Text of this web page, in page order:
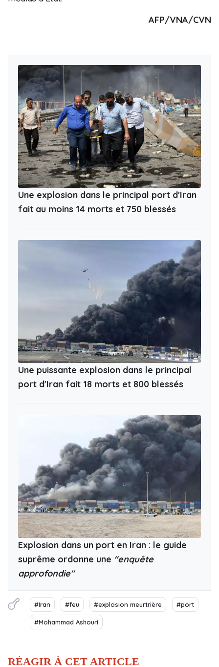
AFP/VNA/CVN
Une explosion dans le principal port d'Iran
fait au moins 14 morts et 750 blessés
Une puissante explosion dans le principal
port d'Iran fait 18 morts et 800 blessés
Explosion dans un port en Iran : le guide
suprême ordonne une "enquête
approfondie"
#Iran #feu #explosion meurtrière #port
#Mohammad Ashouri